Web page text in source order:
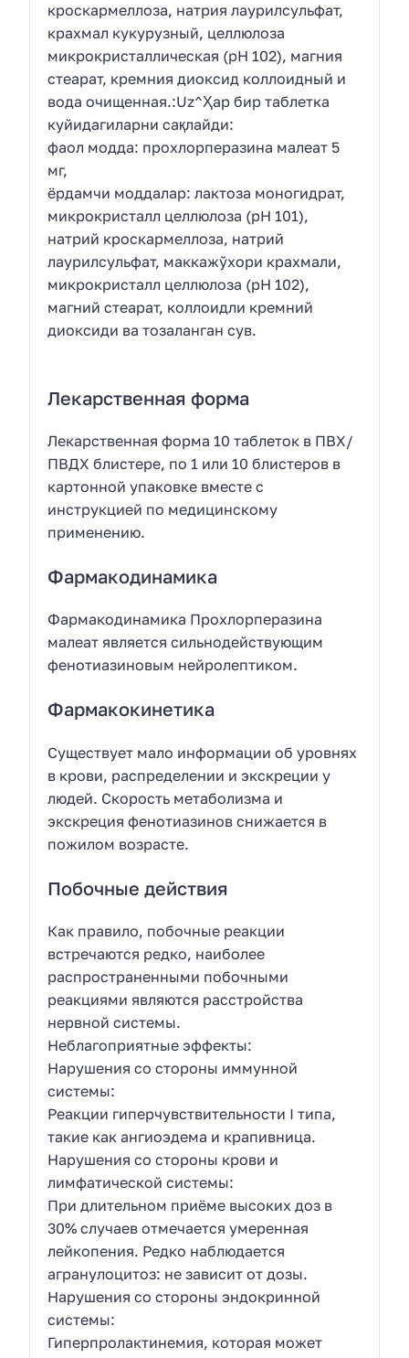
кроскармеллоза, натрия лаурилсульфат,
крахмал кукурузный, целлюлоза
микрокристаллическая (рН 102), магния
стеарат, кремния диоксид коллоидный и
вода очищенная.:Uz^Ҳар бир таблетка
куйидагиларни сақлайди:
фаол модда: прохлорперазина малеат 5
мг,
ёрдамчи моддалар: лактоза моногидрат,
микрокристалл целлюлоза (рН 101),
натрий кроскармеллоза, натрий
лаурилсульфат, маккажўхори крахмали,
микрокристалл целлюлоза (рН 102),
магний стеарат, коллоидли кремний
диоксиди ва тозаланган сув.
Лекарственная форма
Лекарственная форма 10 таблеток в ПВХ/
ПВДХ блистере, по 1 или 10 блистеров в
картонной упаковке вместе с
инструкцией по медицинскому
применению.
Фармакодинамика
Фармакодинамика Прохлорперазина
малеат является сильнодействующим
фенотиазиновым нейролептиком.
Фармакокинетика
Существует мало информации об уровнях
в крови, распределении и экскреции у
людей. Скорость метаболизма и
экскреция фенотиазинов снижается в
пожилом возрасте.
Побочные действия
Как правило, побочные реакции
встречаются редко, наиболее
распространенными побочными
реакциями являются расстройства
нервной системы.
Неблагоприятные эффекты:
Нарушения со стороны иммунной
системы:
Реакции гиперчувствительности I типа,
такие как ангиоэдема и крапивница.
Нарушения со стороны крови и
лимфатической системы:
При длительном приёме высоких доз в
30% случаев отмечается умеренная
лейкопения. Редко наблюдается
агранулоцитоз: не зависит от дозы.
Нарушения со стороны эндокринной
системы:
Гиперпролактинемия, которая может